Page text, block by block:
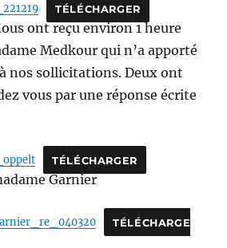
TÉLÉCHARGER
ont reçu environ 1 heure
Medkour qui n’a apporté
nos sollicitations. Deux ont
vous par une réponse écrite
TÉLÉCHARGER
Garnier
TÉLÉCHARGE